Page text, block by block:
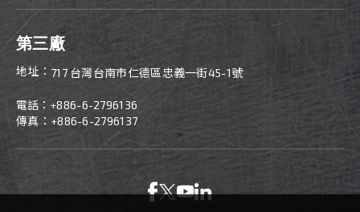
第三廠
地址： 717 台灣台南市仁德區忠義一街45-1號
電話： +886-6-2796136
傳真：+886-6-2796137